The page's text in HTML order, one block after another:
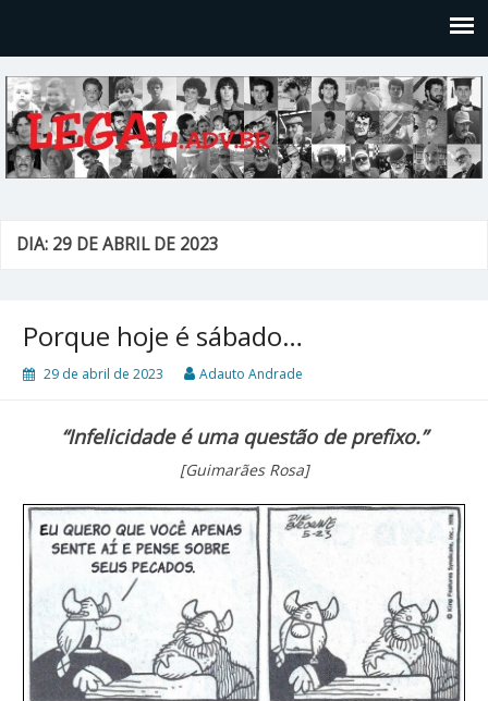
DIA: 29 DE ABRIL DE 2023
Porque hoje é sábado…
29 de abril de 2023 Adauto Andrade
“Infelicidade é uma questão de prefixo.”
[Guimarães Rosa]